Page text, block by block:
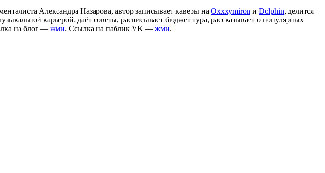
Александра Назарова, автор записывает каверы на Oxxxymiron и Dolphin, делится
карьерой: даёт советы, расписывает бюджет тура, рассказывает о популярных
на блог — жми. Ссылка на паблик VK — жми.